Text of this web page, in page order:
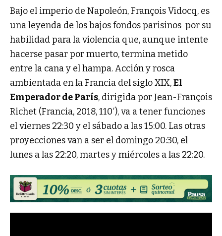
Bajo el imperio de Napoleón, François Vidocq, es
una leyenda de los bajos fondos parisinos por su
habilidad para la violencia que, aunque intente
hacerse pasar por muerto, termina metido
entre la cana y el hampa. Acción y rosca
ambientada en la Francia del siglo XIX,El
Emperador de París, dirigida por Jean-François
Richet (Francia, 2018, 110′), va a tener funciones
el viernes 22:30 y el sábado a las 15:00. Las otras
proyecciones van a ser el domingo 20:30, el
lunes a las 22:20, martes y miércoles a las 22:20.